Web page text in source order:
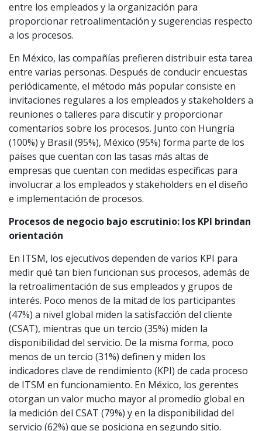
entre los empleados y la organización para
proporcionar retroalimentación y sugerencias respecto
a los procesos.
En México, las compañías prefieren distribuir esta tarea
entre varias personas. Después de conducir encuestas
periódicamente, el método más popular consiste en
invitaciones regulares a los empleados y stakeholders a
reuniones o talleres para discutir y proporcionar
comentarios sobre los procesos. Junto con Hungría
(100%) y Brasil (95%), México (95%) forma parte de los
países que cuentan con las tasas más altas de
empresas que cuentan con medidas específicas para
involucrar a los empleados y stakeholders en el diseño
e implementación de procesos.
Procesos de negocio bajo escrutinio: los KPI brindan
orientación
En ITSM, los ejecutivos dependen de varios KPI para
medir qué tan bien funcionan sus procesos, además de
la retroalimentación de sus empleados y grupos de
interés. Poco menos de la mitad de los participantes
(47%) a nivel global miden la satisfacción del cliente
(CSAT), mientras que un tercio (35%) miden la
disponibilidad del servicio. De la misma forma, poco
menos de un tercio (31%) definen y miden los
indicadores clave de rendimiento (KPI) de cada proceso
de ITSM en funcionamiento. En México, los gerentes
otorgan un valor mucho mayor al promedio global en
la medición del CSAT (79%) y en la disponibilidad del
servicio (62%) que se posiciona en segundo sitio.